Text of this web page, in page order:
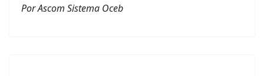
Por Ascom Sistema Oceb